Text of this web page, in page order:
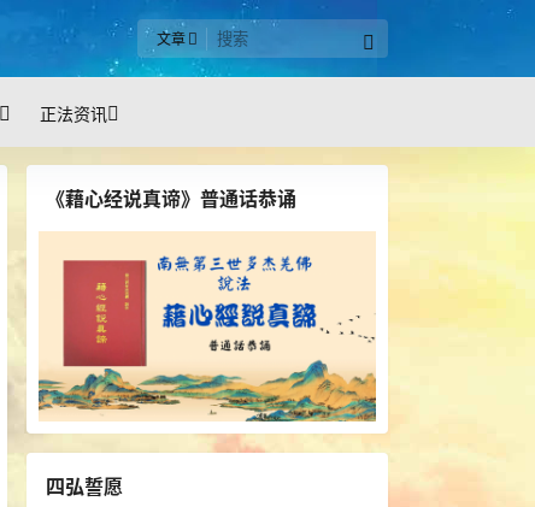
文章
正法资讯
《藉心经说真谛》普通话恭诵
四弘誓愿